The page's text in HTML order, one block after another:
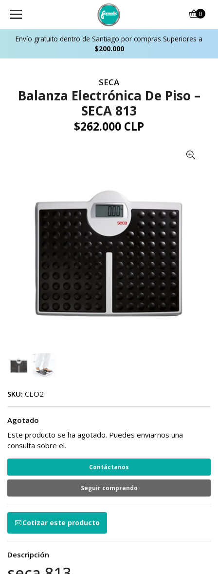
Envío gratuito dentro de Santiago por compras Superiores a
$200.000
0
SECA
Balanza Electrónica De Piso –
SECA 813
$262.000 CLP
SKU: CEO2
Agotado
Este producto se ha agotado. Puedes enviarnos una
consulta sobre el.
Contáctanos
Seguir comprando
Cotizar este producto
Descripción